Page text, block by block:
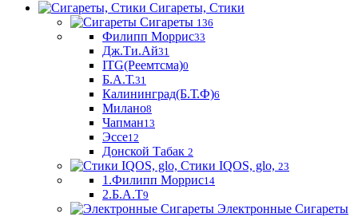
Сигареты, Стики
Сигареты 136
Филипп Моррис33
Дж.Ти.Ай31
ITG(Реемтсма)0
Б.А.Т.31
Калининград(Б.Т.Ф)6
Милано8
Чапман13
Эссе12
Донской Табак 2
Стики IQOS, glo, 23
1.Филипп Моррис14
2.Б.А.Т9
Электронные Сигареты